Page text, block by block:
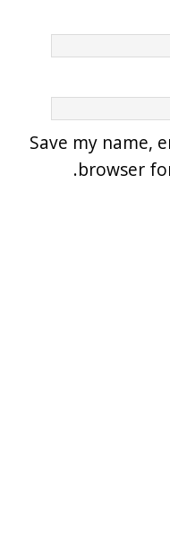
Save my name,
browser